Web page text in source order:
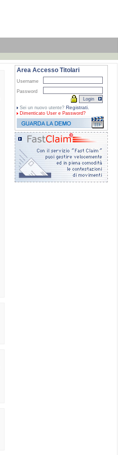
Area Accesso Titolari
Username
Password
Sei un nuovo utente? Registrati.
Dimenticato User e Password?